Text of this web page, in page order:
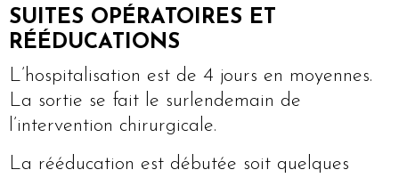
SUITES OPÉRATOIRES ET
RÉÉDUCATIONS
L’hospitalisation est de 4 jours en moyennes.
La sortie se fait le surlendemain de
l’intervention chirurgicale.
La rééducation est débutée soit quelques